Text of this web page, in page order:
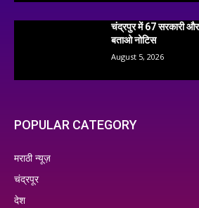
चंद्रपुर में 67 सरकारी और
बताओ नोटिस
August 5, 2026
POPULAR CATEGORY
मराठी न्यूज़
चंद्रपूर
देश